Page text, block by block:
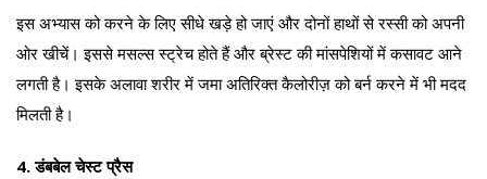
इस अभ्यास को करने के लिए सीधे खड़े हो जाएं और दोनों हाथों से रस्सी को अपनी
ओर खीचें। इससे मसल्स स्ट्रेच होते हैं और ब्रेस्ट की मांसपेशियों में कसावट आने
लगती है। इसके अलावा शरीर में जमा अतिरिक्त कैलोरीज़ को बर्न करने में भी मदद
मिलती है।
4.डंबबेल चेस्ट प्रैस